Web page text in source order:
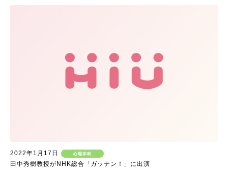
2022年1月17日 心理学科
田中秀樹教授がNHK総合「ガッテン！」に出演